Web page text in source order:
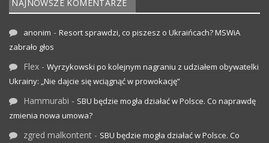
NAJNOWSZE KOMENTARZE
anonim - Resort sprawdzi, co piszesz o Ukraińcach? MSWiA
zabrało głos
Flex - Wyrzykowski po kolejnym nagraniu z udziałem obywatelki
Ukrainy: „Nie dajcie się wciągnąć w prowokację”
Hammurabi - SBU będzie mogła działać w Polsce. Co naprawdę
zmienia nowa umowa?
zgred malkontent - SBU będzie mogła działać w Polsce. Co